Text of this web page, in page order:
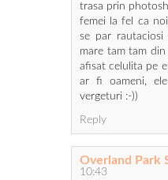
trasa prin
femei la fel ca
se par
mare tam tam
afisat celulita pe
ar fi oameni,
vergeturi :-))
Reply
Overland Park
10:43